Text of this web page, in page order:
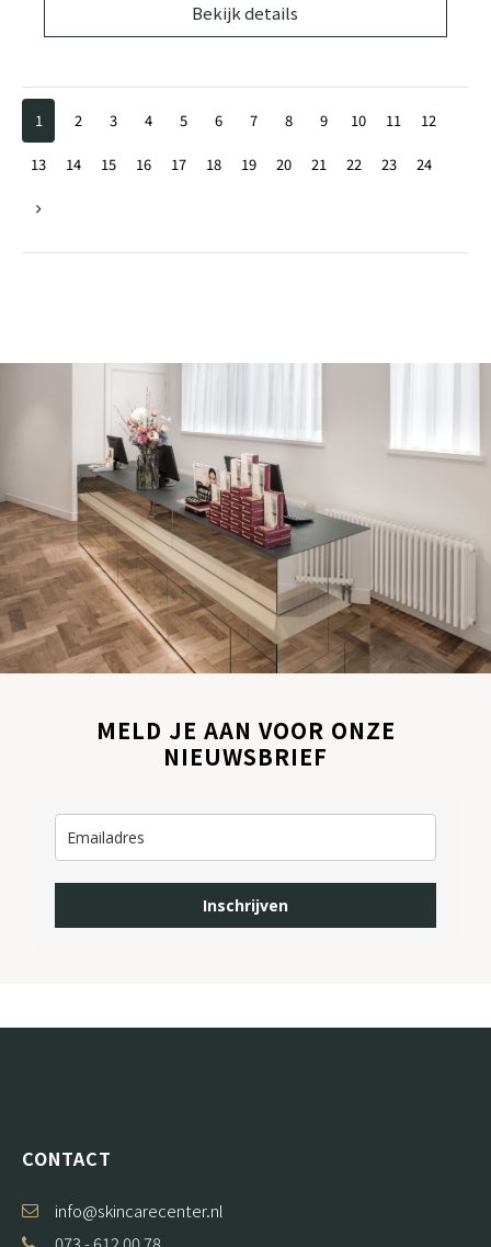
Bekijk details
1 2 3 4 5 6 7 8 9 10 11 12
13 14 15 16 17 18 19 20 21 22 23 24
MELD JE AAN VOOR ONZE
NIEUWSBRIEF
Inschrijven
CONTACT
info@skincarecenter.nl